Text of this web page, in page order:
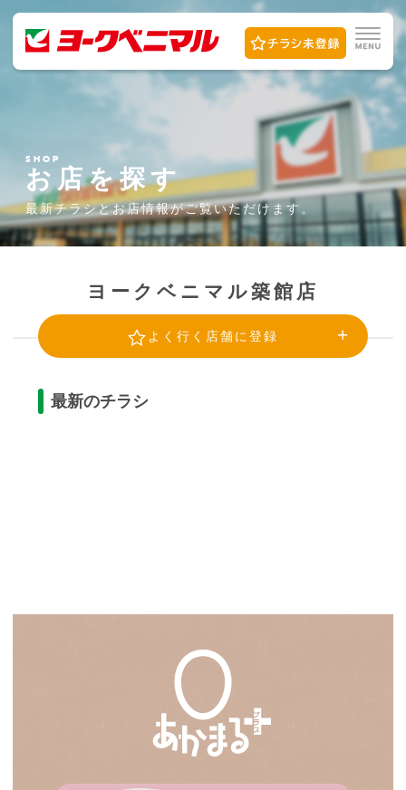
SHOP
お店を探す
最新チラシとお店情報がご覧いただけます。
ヨークベニマル築館店
よく行く店舗に登録
最新のチラシ